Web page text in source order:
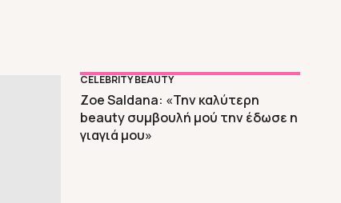
CELEBRITY BEAUTY
Zoe Saldana: «Την καλύτερη
beauty συμβουλή μού την έδωσε η
γιαγιά μου»